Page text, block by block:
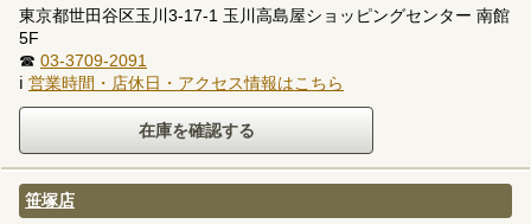
東京都世田谷区玉川3-17-1 玉川高島屋ショッピングセンター 南館
5F
☎ 03-3709-2091
ℹ 営業時間・店休日・アクセス情報はこちら
笹塚店